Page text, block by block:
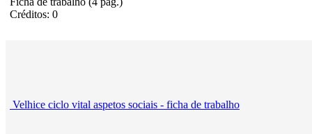
Créditos: 0
Velhice ciclo vital aspetos sociais - ficha de trabalho